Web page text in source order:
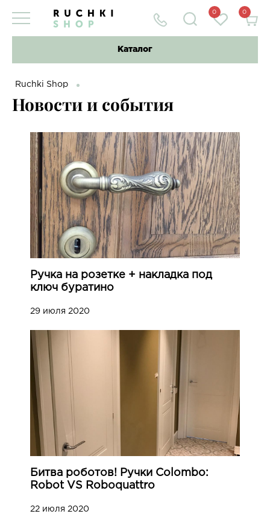
0 0
Каталог
Ruchki Shop
Новости и события
Ручка на розетке + накладка под
ключ буратино
29 июля 2020
Битва роботов! Ручки Colombo:
Robot VS Roboquattro
22 июля 2020